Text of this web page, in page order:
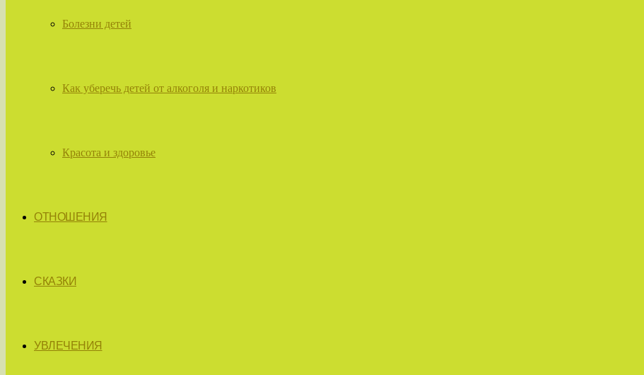
Болезни детей
Как уберечь детей от алкоголя и наркотиков
Красота и здоровье
ОТНОШЕНИЯ
СКАЗКИ
УВЛЕЧЕНИЯ